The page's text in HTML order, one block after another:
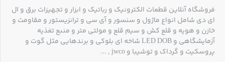
فروشگاه آنلاین قطعات الکترونیک و رباتیک و ابزار و تجهیزات برق و ال
ای دی شامل انواع ماژول و سنسور و آی سی و ترانزیستور و مقاومت و
خازن و هویه و قلع کش و سیم قلع و مولتی متر و منبع تغذیه
آزمایشگاهی و LED DOB شاخه ای بلوکی و برندهایی مثل گوت و
پروسکیت و گرداک و توشیبا و jwco , ...